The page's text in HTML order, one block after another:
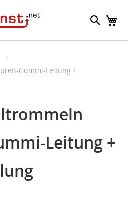
Suche
Gummi-Leitung +
Leitung +